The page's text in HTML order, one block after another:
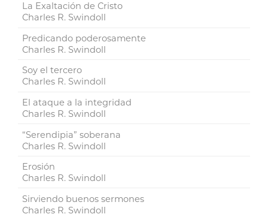
La Exaltación de Cristo
Charles R. Swindoll
Predicando poderosamente
Charles R. Swindoll
Soy el tercero
Charles R. Swindoll
El ataque a la integridad
Charles R. Swindoll
“Serendipia” soberana
Charles R. Swindoll
Erosión
Charles R. Swindoll
Sirviendo buenos sermones
Charles R. Swindoll